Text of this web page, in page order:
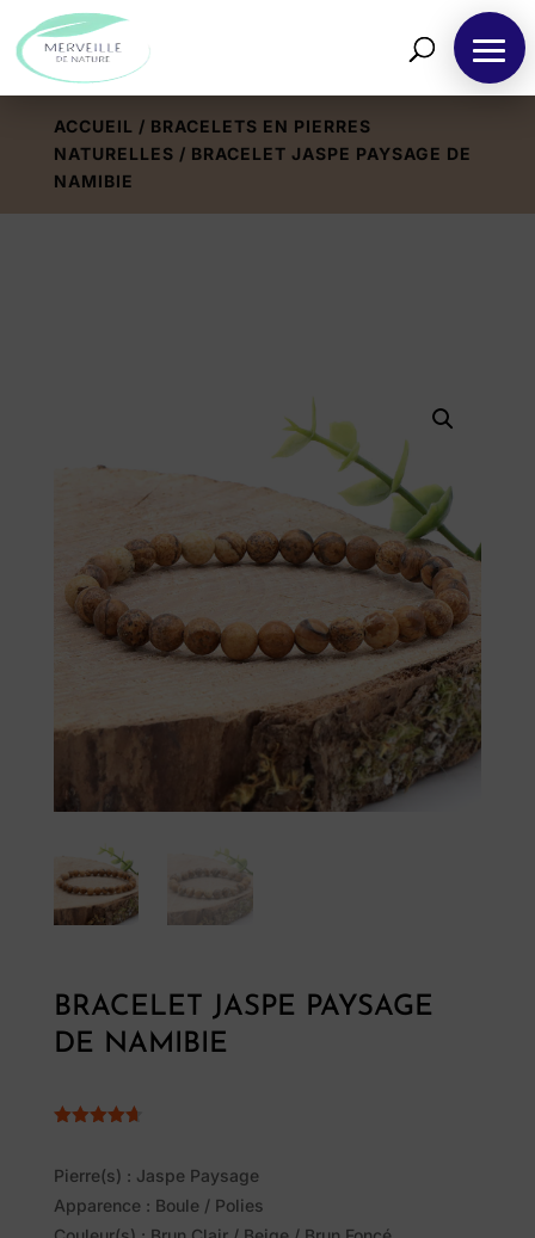
ACCUEIL / BRACELETS EN PIERRES
NATURELLES / BRACELET JASPE PAYSAGE DE
NAMIBIE
BRACELET JASPE PAYSAGE
DE NAMIBIE
basé sur
notations
client
Pierre(s) : Jaspe Paysage
Apparence : Boule / Polies